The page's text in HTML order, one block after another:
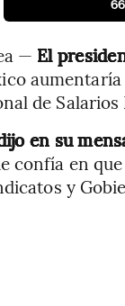
— El
aumentaría
de
en su
confía en
y